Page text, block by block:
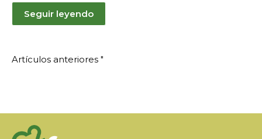
Seguir leyendo
Navegación
artículo
Artículos anteriores "